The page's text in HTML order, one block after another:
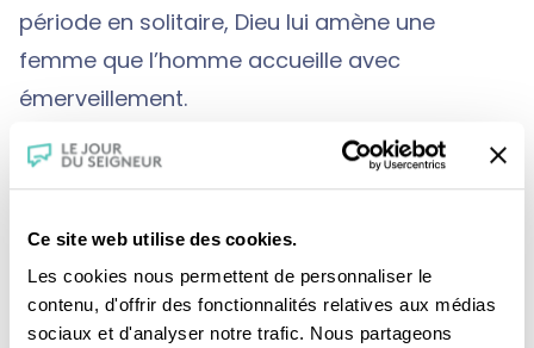
Ce site web utilise des cookies.
Les cookies nous permettent de personnaliser le
contenu, d'offrir des fonctionnalités relatives aux médias
sociaux et d'analyser notre trafic. Nous partageons
période en solitaire, Dieu lui amène une
femme que l’homme accueille avec
émerveillement.
Ce type d’expérience d’ermite, inaugurale
chez les humains, on la retrouve à plusieurs
seul exemple : le prophète Élie. En un temps de
famine, Dieu envoie son prophète vers l’est,
afin qu’il vive seul, en présence de Dieu, près